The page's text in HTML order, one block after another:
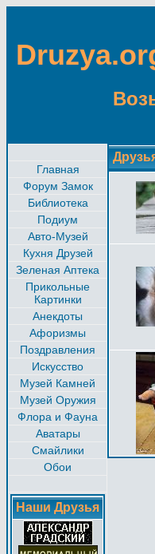
Главная
Форум Замок
Библиотека
Подиум
Авто-Музей
Кухня Друзей
Зеленая Аптека
Прикольные
Картинки
Анекдоты
Афоризмы
Поздравления
Искусство
Музей Камней
Музей Оружия
Флора и Фауна
Аватары
Смайлики
Обои
Наши Друзья